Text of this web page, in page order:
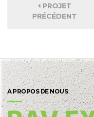
PROJET
PRÉCÉDENT
A PROPOS DE NOUS